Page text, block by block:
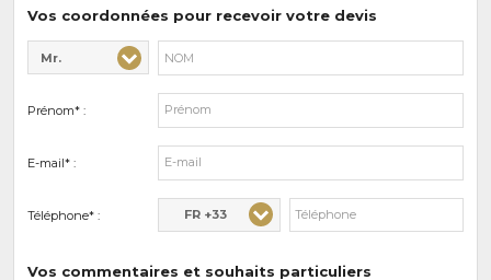
Vos coordonnées pour recevoir votre devis
Civilité* :
Mr.
Nom* :
Prénom* :
E-mail* :
Téléphone* : FR +33
Vos commentaires et souhaits particuliers